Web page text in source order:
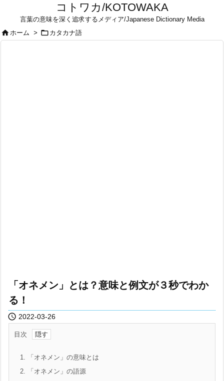
コトワカ/KOTOWAKA
言葉の意味を深く追求するメディア/Japanese Dictionary Media
ホーム >  カタカナ語
「オネメン」とは？意味と例文が３秒でわか
る！
 2022-03-26
目次
1. 「オネメン」の意味とは
2. 「オネメン」の語源